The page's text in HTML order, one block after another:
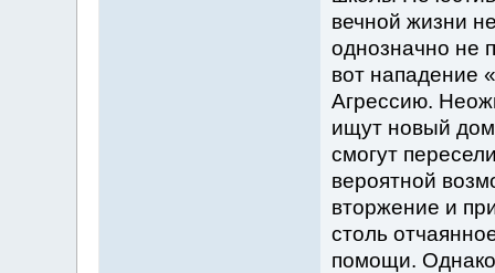
вечной жизни
однозначно не
вот нападение
Агрессию.
ищут новый дом
смогут
вероятной
вторжение и
столь
помощи. Однако